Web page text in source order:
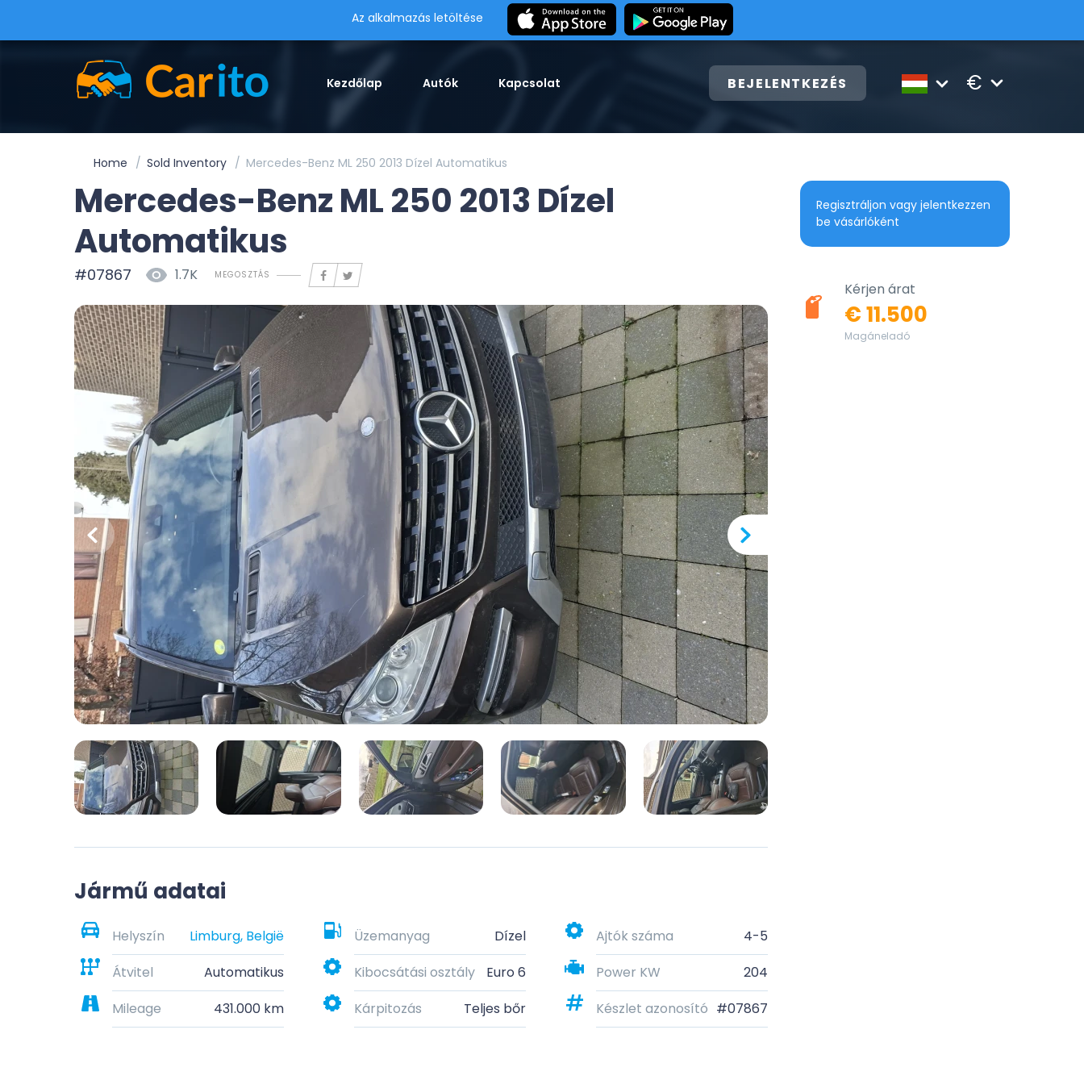
Az alkalmazás letöltése
Kezdőlap Autók Kapcsolat BEJELENTKEZÉS €
Home Sold Inventory Mercedes-Benz ML 250 2013 Dízel Automatikus
Mercedes-Benz ML 250 2013 Dízel
Automatikus
#07867 1.7K MEGOSZTÁS
Jármű adatai
Helyszín Limburg, België Üzemanyag Dízel Ajtók száma
4-5
Átvitel
Automatikus Kibocsátási osztály Euro 6 Power KW
204
Mileage
431.000 km Kárpitozás Teljes bőr Készlet azonosító #07867
Regisztráljon vagy jelentkezzen
be vásárlóként
Kérjen árat
€ 11.500
Magáneladó